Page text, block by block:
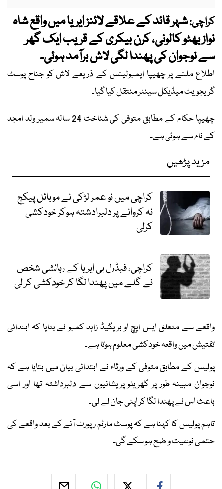
کراچی:شہر قائد کے علاقے لائنز ایریا میں واقع شاہ
نواز بھٹو کالونی، کرن بیکری کے قریب ایک گھر
سے نوجوان کی پھندا لگی لاش برآمد ہوئی۔
اطلاع ملنے پر چھیپا ایمبولینس کے ذریعے لاش کو جناح پوسٹ
گریجویٹ میڈیکل سینٹر منتقل کیا گیا۔
چھیپا حکام کے مطابق متوفی کی شناخت 24 سالہ سمیر ولد امجد
کے نام سے ہوئی ہے۔
مزید پڑھیں
کراچی میں نو عمر لڑکی نے موبائل پیکج
نہ کروانے پر دلبرادشتہ ہوکر خودکشی
کرلی
کراچی، فیڈرل بی ایریا کے رہائشی شخص
نے گلے میں پھندا لگا کر خودکشی کر لی
واقعے سے متعلق ایس ایچ او بریگیڈ زاہد کمبو نے بتایا کہ ابتدائی
تفتیش میں واقعہ خودکشی معلوم ہوتا ہے۔
پولیس کے مطابق متوفی کے ورثاء نے ابتدائی بیان میں بتایا ہے کہ
نوجوان مبینہ طور پر گھریلو پریشانیوں سے دلبرداشتہ تھا اور اسی
باعث اس نے پھندا لگا کر اپنی جان لے لی۔
تاہم پولیس کا کہنا ہے کہ پوسٹ مارٹم رپورٹ آنے کے بعد واقعے کی
حتمی نوعیت واضح ہو سکے گی۔